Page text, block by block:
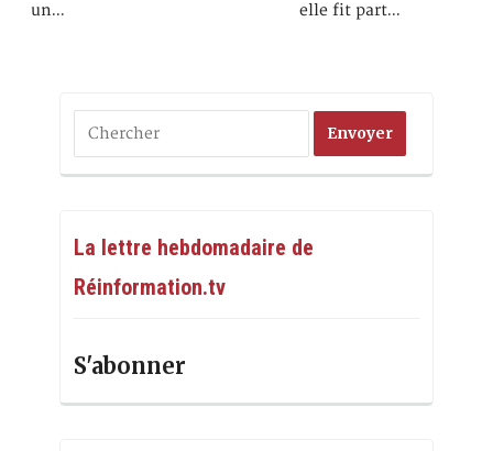
un…
elle fit part…
La lettre hebdomadaire de
Réinformation.tv
S'abonner